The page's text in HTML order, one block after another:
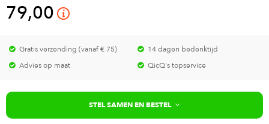
79,00
Gratis verzending (vanaf € 75)
14 dagen bedenktijd
Advies op maat
QicQ's topservice
STEL SAMEN EN BESTEL